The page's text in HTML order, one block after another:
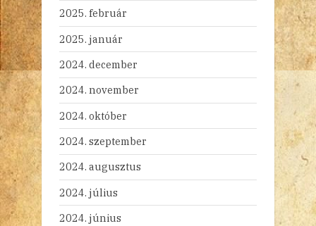
2025. február
2025. január
2024. december
2024. november
2024. október
2024. szeptember
2024. augusztus
2024. július
2024. június